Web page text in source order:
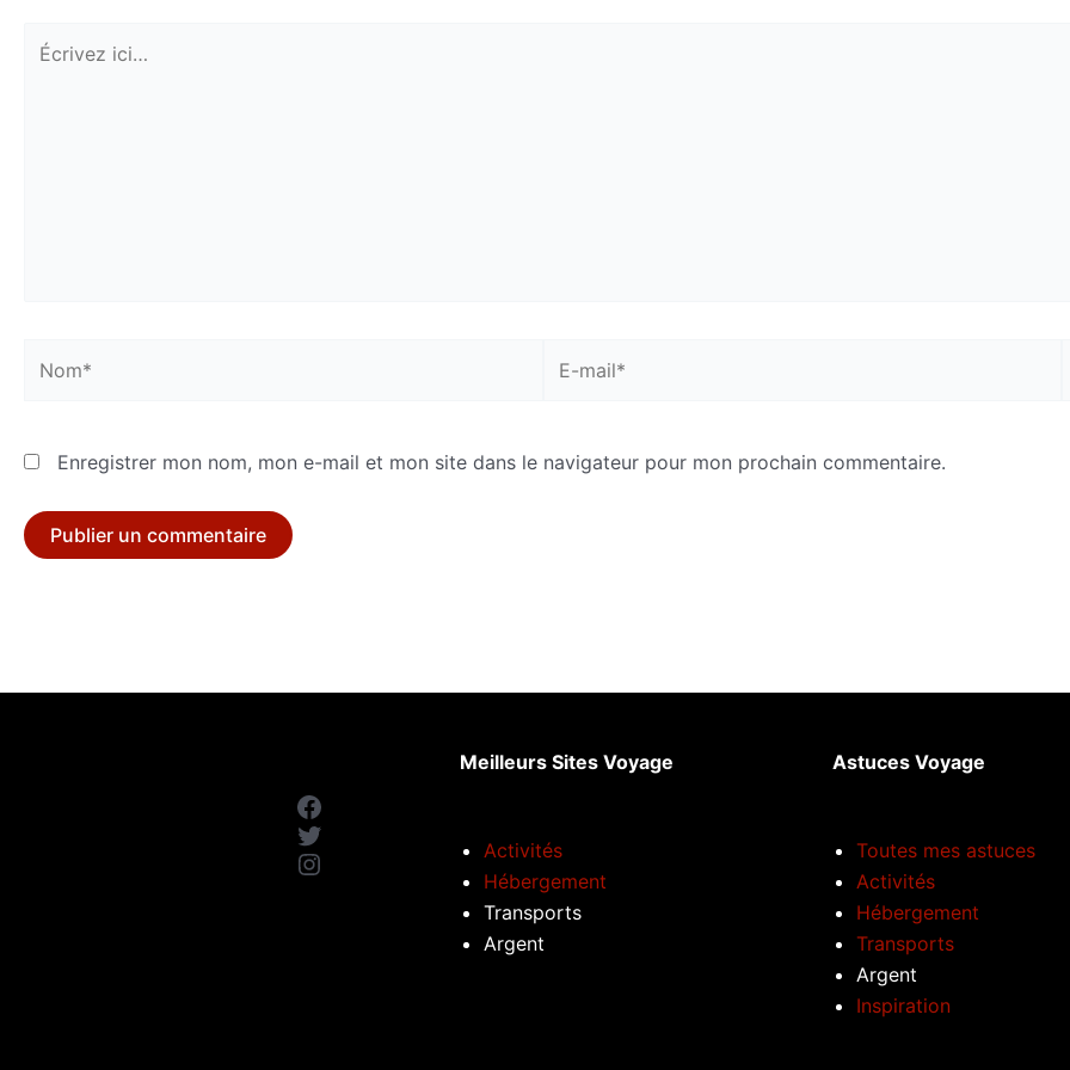
Écrivez
ici…
mail*
Enregistrer mon nom, mon e-mail et mon site dans le navigateur pour mon prochain commentaire.
Facebook
Twitter
Instagram
Meilleurs Sites Voyage
Activités
Hébergement
Transports
Argent
Astuces Voyage
Toutes mes astuces
Activités
Hébergement
Transports
Argent
Inspiration